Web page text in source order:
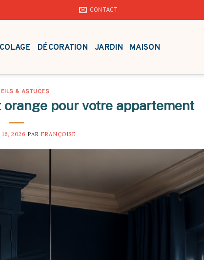
CONTACT
DÉCORATION JARDIN MAISON
& ASTUCES
pour votre appartement
16, 2026 PAR FRANÇOISE